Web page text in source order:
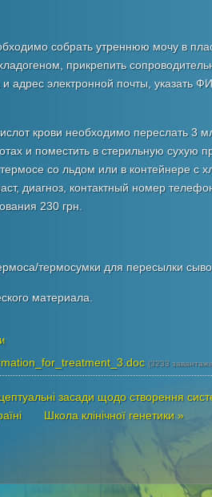
собрать утреннюю мочу в
прикрепить
адрес электронной почты, указать
крови необходимо переслать 3
и поместить в стерильную сухую
со льдом или в контейнере с
диагноз, контактный номер
230 грн.
термосумки для пересылки
материала.
(3233
засади щодо створення
Школа клінічної генетики »